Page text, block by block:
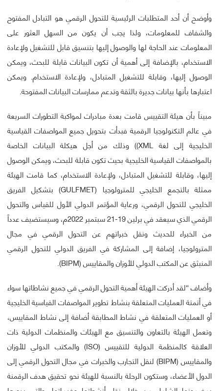
وأوضح أن أحد المتطلبات الرئيسية للتحول الرقمي هو التبادل المفتوح
والشفاف للمعلومات، ولذا يجب أن يكون من السهل العثور على
المعلومات عند الحاجة لها والوصول إليها بتنسيق قابل للتشغيل ولإعادة
الاستخدام، بالإضافة إلى أهمية أن تكون البيانات قابلة للبحث، ويمكن
الوصول إليها، وقابلة للتشغيل المتبادل، ولإعادة الاستخدام. ويمكن
اعتبارها بأنها بيانات جديرة بالثقة وتدعم ممارسات البيانات المفتوحة.
مبيناً بأن هيئة التقييس قامت بعدة مبادرات لمواكبة التطورات السريعة
في عالم التكنولوجيا الرقمية فبدأت بتحويل جميع المواصفات القياسية
الخليجية إلى لغة XML)) وذلك من أجل هيكلة البيانات الخاصة
بالمواصفات القياسية الخليجية بحيث تكون قابلة للبحث، ويمكن الوصول
إليها، وقابلة للتشغيل المتبادل، ولإعادة الاستخدام، كما قامت الهيئة
ممثلة بالتجمع الخليجي للمترولوجيا (GULFMET) بتشكيل الفريق
الخليجي للتحول الرقمي، ورعاية المؤتمر الدولي الأول للقياس والتحول
الرقمي الذي سيعقد في برلين 19-21 سبتمبر 2022م، وسيستضيف عدداً
من الخبراء للحديث ونقل خبراتهم عن التحول الرقمي في مجال
المترولوجيا، إضافة إلى المشاركة في الفريق الدولي للتحول الرقمي
المنبثق عن المكتب الدولي للأوزان والمقاييس (BIPM).
وأضاف “لقد أدركت الهيئة أهمية التحول الرقمي في جميع نشاطاتها سواء
في أتمتة العمليات المتعلقة بنشاط تطوير المواصفات القياسية الخليجية
أو العمليات المتعلقة في نشاط المطابقة أضافة إلى نشاط المقاييس،
وتعمل الهيئة بالتعاون والتنسيق مع الهيئات والمنظمات الدولية ذات
العلاقة كالمنظمة الدولية للتقييس (ISO) والمكتب الدولي للأوزان
والمقاييس (BIPM) لنقل التجارب والخبرات في مجال التحول الرقمي إلى
الدول الأعضاء، وستكون الرحلة بالنسبة للهيئة نحو تحقيق هدف الرقمنة